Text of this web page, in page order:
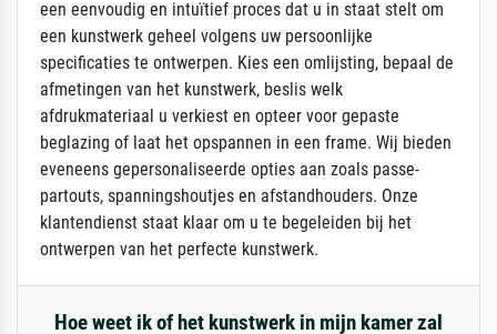
een eenvoudig en intuïtief proces dat u in staat stelt om
een kunstwerk geheel volgens uw persoonlijke
specificaties te ontwerpen. Kies een omlijsting, bepaal de
afmetingen van het kunstwerk, beslis welk
afdrukmateriaal u verkiest en opteer voor gepaste
beglazing of laat het opspannen in een frame. Wij bieden
eveneens gepersonaliseerde opties aan zoals passe-
partouts, spanningshoutjes en afstandhouders. Onze
klantendienst staat klaar om u te begeleiden bij het
ontwerpen van het perfecte kunstwerk.
Hoe weet ik of het kunstwerk in mijn kamer zal